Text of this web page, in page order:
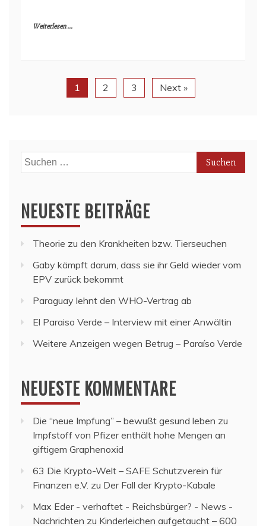
Weiterlesen ...
1 2 3 Next »
Suchen
nach:
NEUESTE BEITRÄGE
Theorie zu den Krankheiten bzw. Tierseuchen
Gaby kämpft darum, dass sie ihr Geld wieder vom
EPV zurück bekommt
Paraguay lehnt den WHO-Vertrag ab
El Paraiso Verde – Interview mit einer Anwältin
Weitere Anzeigen wegen Betrug – Paraíso Verde
NEUESTE KOMMENTARE
Die “neue Impfung” – bewußt gesund leben zu
Impfstoff von Pfizer enthält hohe Mengen an
giftigem Graphenoxid
63 Die Krypto-Welt – SAFE Schutzverein für
Finanzen e.V. zu Der Fall der Krypto-Kabale
Max Eder - verhaftet - Reichsbürger? - News -
Nachrichten zu Kinderleichen aufgetaucht – 600